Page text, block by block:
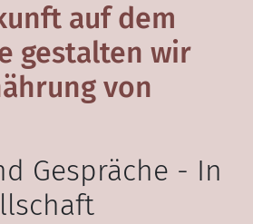
auf dem
gestalten wir
von
Gespräche - In